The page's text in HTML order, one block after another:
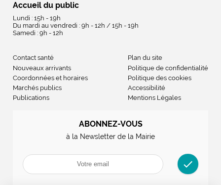
Accueil du public
Lundi : 15h - 19h
Du mardi au vendredi : 9h - 12h / 15h - 19h
Samedi : 9h - 12h
Contact santé
Nouveaux arrivants
Coordonnées et horaires
Marchés publics
Publications
Plan du site
Politique de confidentialité
Politique des cookies
Accessibilité
Mentions Légales
ABONNEZ-VOUS
à la Newsletter de la Mairie
check